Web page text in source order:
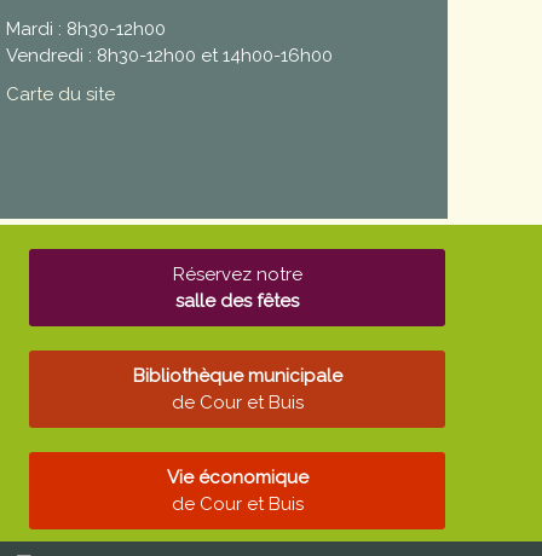
Mardi : 8h30-12h00
Vendredi : 8h30-12h00 et 14h00-16h00
Carte du site
Réservez notre
salle des fêtes
Bibliothèque municipale
de Cour et Buis
Vie économique
de Cour et Buis